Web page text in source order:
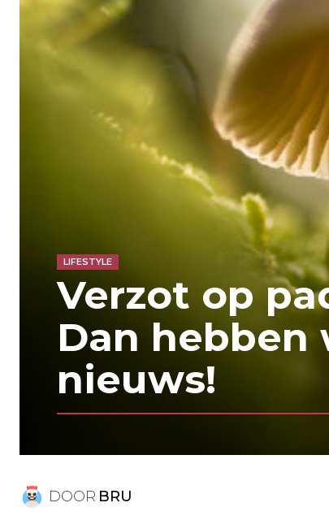
LIFESTYLE
Verzot op
Dan hebben
nieuws!
DOOR BRU